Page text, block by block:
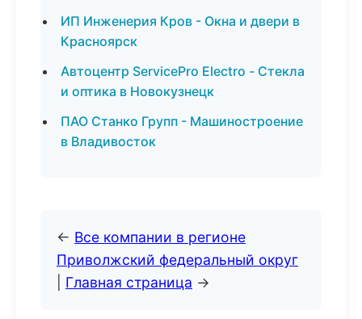
ИП Инженерия Кров - Окна и двери в
Красноярск
Автоцентр ServicePro Electro - Стекла
и оптика в Новокузнецк
ПАО Станко Групп - Машиностроение
в Владивосток
← Все компании в регионе
Приволжский федеральный округ
Главная страница →